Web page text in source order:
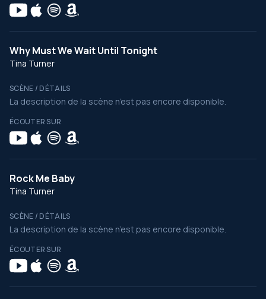
Why Must We Wait Until Tonight
Tina Turner
SCÈNE / DÉTAILS
La description de la scène n’est pas encore disponible.
ÉCOUTER SUR
Rock Me Baby
Tina Turner
SCÈNE / DÉTAILS
La description de la scène n’est pas encore disponible.
ÉCOUTER SUR